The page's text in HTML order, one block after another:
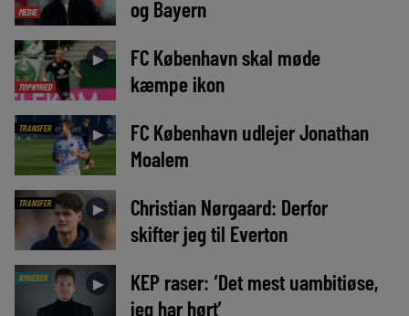
MEDIE
og Bayern
TOPNYHED
►
FC København skal møde
kæmpe ikon
TRANSFER ►
FC København udlejer Jonathan
Moalem
TRANSFER ►
Christian Nørgaard: Derfor
skifter jeg til Everton
NYHEDER ►
KEP raser: ‘Det mest uambitiøse,
jeg har hørt’